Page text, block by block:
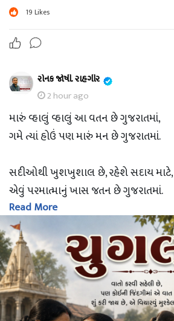
આવકારે દરેકને ને સંભાળે ભાઈબંધુની જેમ,
ગુજરાત સ્થાપના દિવસની વધામણી.
19 Likes
રોનક જોષી. રાહગીર
2 hour ago
મારું વ્હાલું વ્હાલું આ વતન છે ગુજરાતમાં,
ગમે ત્યાં હોઉં પણ મારું મન છે ગુજરાતમાં.
સદીઓથી ખુશખુશાલ છે, રહેશે સદાય માટે,
એવું પરમાત્માનું ખાસ જતન છે ગુજરાતમાં.
આવકારે દરેકને ને સંભાળે ભાઈબંધુની જેમ,
તેવા મૃદુ હૈયાવાળું દરેક જણ છે ગુજરાતમાં.
ગુજરાત સ્થાપના દિવસની વધામણી.
Read More